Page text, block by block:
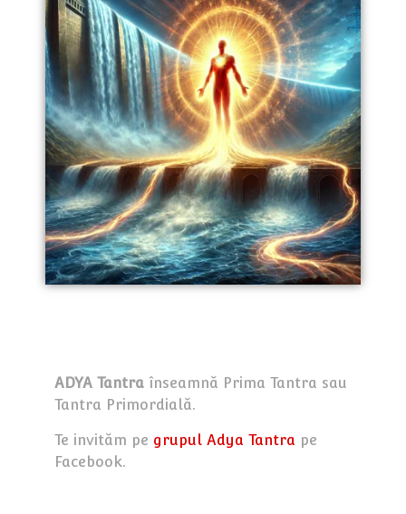
ADYA Tantra înseamnă Prima Tantra sau
Tantra Primordială.
Te invităm pe grupul Adya Tantra pe
Facebook.